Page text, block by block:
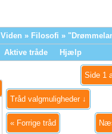
Viden » Filosofi »
Aktive tråde Hjælp
Side 1
Tråd valgmuligheder ↓
« Forrige tråd